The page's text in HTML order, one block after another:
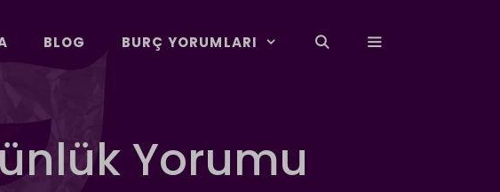
BLOG BURÇ YORUMLARI
Yorumu